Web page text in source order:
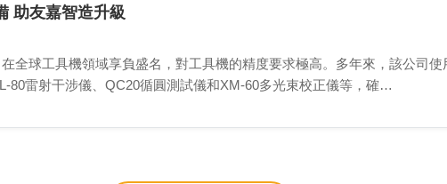
助友嘉智造升級
全球工具機領域享負盛名，對工具機的精度要求極高。多年來，該公司使
80雷射干涉儀、QC20循圓測試儀和XM-60多光束校正儀等，確…